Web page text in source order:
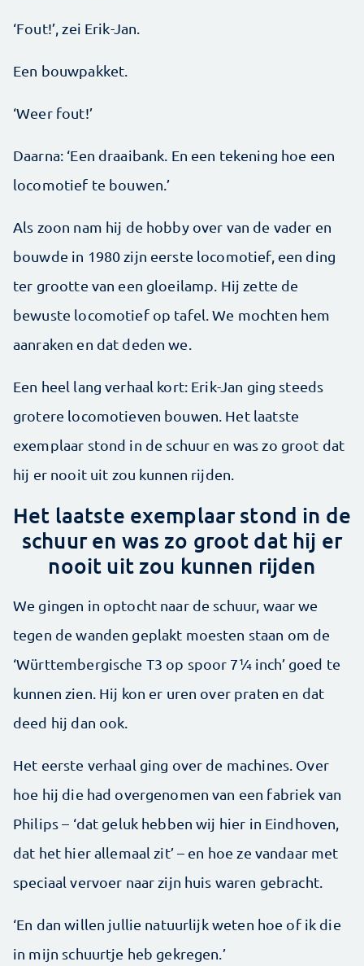
‘Fout!’, zei Erik-Jan.
Een bouwpakket.
‘Weer fout!’
Daarna: ‘Een draaibank. En een tekening hoe een
locomotief te bouwen.’
Als zoon nam hij de hobby over van de vader en
bouwde in 1980 zijn eerste locomotief, een ding
ter grootte van een gloeilamp. Hij zette de
bewuste locomotief op tafel. We mochten hem
aanraken en dat deden we.
Een heel lang verhaal kort: Erik-Jan ging steeds
grotere locomotieven bouwen. Het laatste
exemplaar stond in de schuur en was zo groot dat
hij er nooit uit zou kunnen rijden.
Het laatste exemplaar stond in de
schuur en was zo groot dat hij er
nooit uit zou kunnen rijden
We gingen in optocht naar de schuur, waar we
tegen de ­wanden geplakt moesten staan om de
‘Württembergische T3 op spoor 7¼ inch’ goed te
kunnen zien. Hij kon er uren over praten en dat
deed hij dan ook.
Het eerste verhaal ging over de machines. Over
hoe hij die had overgenomen van een fabriek van
Philips – ‘dat geluk hebben wij hier in Eindhoven,
dat het hier allemaal zit’ – en hoe ze vandaar met
speciaal vervoer naar zijn huis waren gebracht.
‘En dan willen jullie natuurlijk weten hoe of ik die
in mijn schuurtje heb gekregen.’